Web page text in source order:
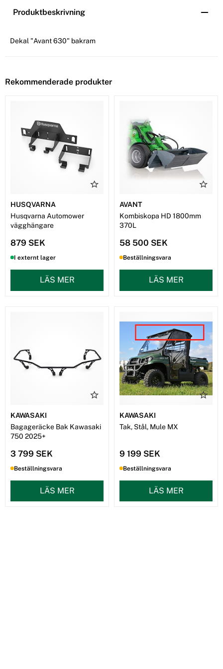
Produktbeskrivning
Dekal "Avant 630" bakram
Rekommenderade produkter
HUSQVARNA
Husqvarna Automower
vägghängare
879 SEK
I externt lager
LÄS MER
AVANT
Kombiskopa HD 1800mm
370L
58 500 SEK
Beställningsvara
LÄS MER
KAWASAKI
Bagageräcke Bak Kawasaki
750 2025+
3 799 SEK
Beställningsvara
LÄS MER
KAWASAKI
Tak, Stål, Mule MX
9 199 SEK
Beställningsvara
LÄS MER